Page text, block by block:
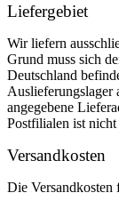
Liefergebiet
Wir liefern
Grund muss sich
Deutschland
Auslieferungslager
angegebene
Postfilialen ist
Versandkosten
Die Versandkosten